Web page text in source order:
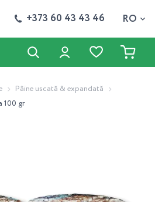
+373 60 43 43 46 RO
Pâine uscată & expandată
100 gr